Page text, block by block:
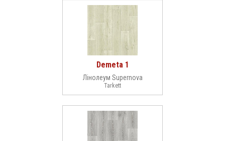
Demeta 1
Лінолеум Supernova
Tarkett